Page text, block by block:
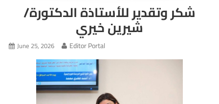
شكر وتقدير للأستاذة الدكتورة/
شيرين خيري
June 25, 2026 Editor Portal